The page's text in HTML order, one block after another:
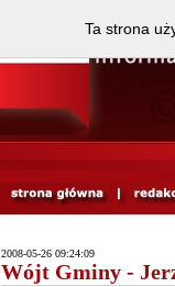
2008-05-26 09:24:09
Wójt Gminy -
Ta strona